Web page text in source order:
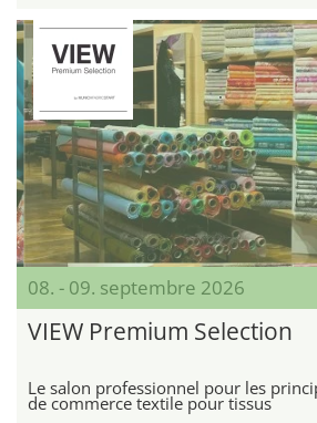
08. - 09. septembre 2026
VIEW Premium Selection
Le salon professionnel pour les
de commerce textile pour tissus